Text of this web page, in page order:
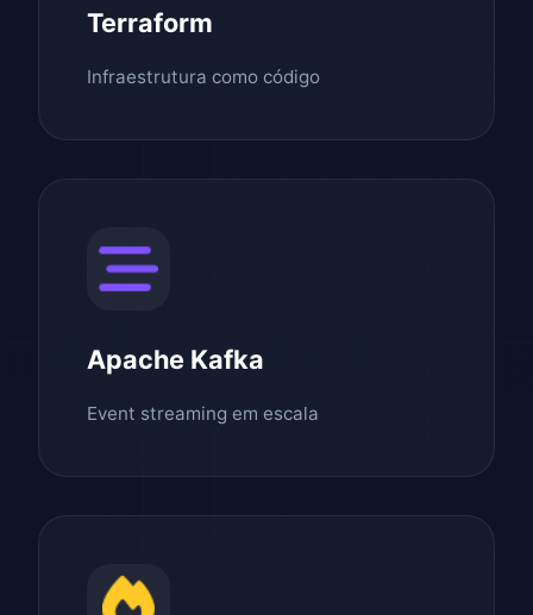
Terraform
Infraestrutura como código
Apache Kafka
Event streaming em escala